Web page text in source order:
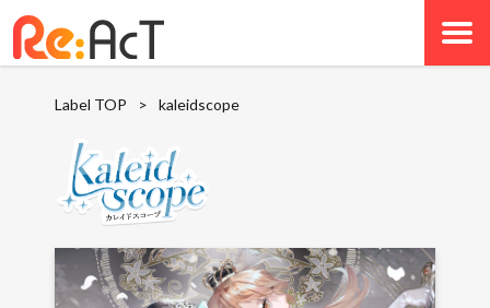
Label TOP > kaleidscope